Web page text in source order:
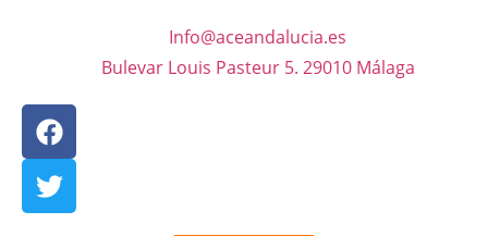
Info@aceandalucia.es
Bulevar Louis Pasteur 5. 29010 Málaga